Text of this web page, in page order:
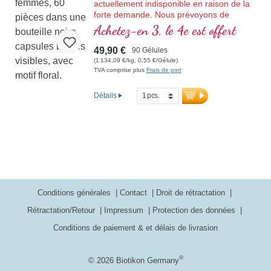
actuellement indisponible en raison de la
forte demande. Nous prévoyons de
recevoir un nouvel arrivage en semaine
29/2026.
Pour la femme de 45 à 55 ans, 90 gélules
dans du verre violet d’excellente qualité.
Achetez-en 3, le 4e est offert
49,90 € 90 Gélules
(1 134,09 €/kg, 0,55 €/Gélule)
TVA comprise plus Frais de port
Détails
© 2026 Biotikon Germany®
Conditions générales Contact
Droit de rétractation
Rétractation/Retour
Impressum
Protection des données
Conditions de paiement & et délais de livrasion